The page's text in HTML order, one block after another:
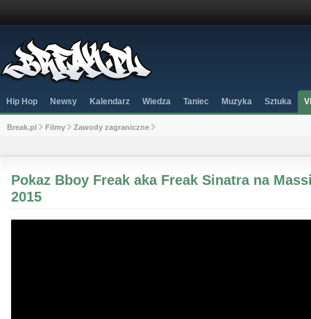
Hip Hop Newsy Kalendarz Wiedza Taniec Muzyka Sztuka
Break.pl Filmy Zawody zagraniczne
Pokaz Bboy Freak aka Freak Sinatra na
2015